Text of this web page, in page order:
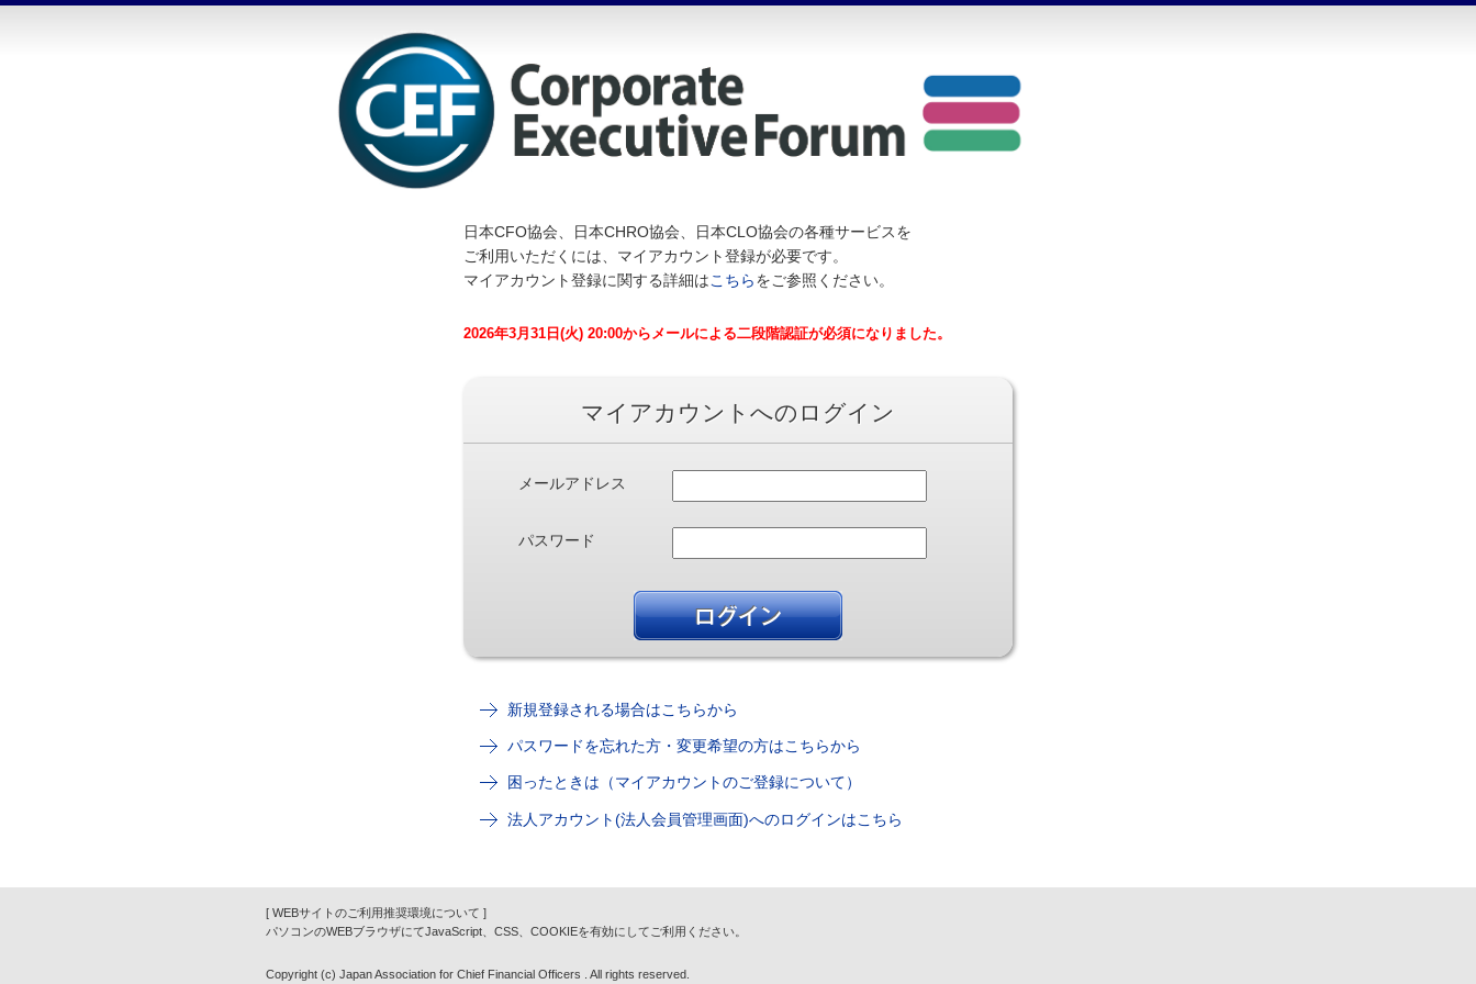
日本CFO協会、日本CHRO協会、日本CLO協会の各種サービスを
ご利用いただくには、マイアカウント登録が必要です。
マイアカウント登録に関する詳細はこちらをご参照ください。
2026年3月31日(火) 20:00からメールによる二段階認証が必須になりました。
マイアカウントへのログイン
メールアドレス
パスワード
新規登録される場合はこちらから
パスワードを忘れた方・変更希望の方はこちらから
困ったときは（マイアカウントのご登録について）
法人アカウント(法人会員管理画面)へのログインはこちら
[ WEBサイトのご利用推奨環境について ]
パソコンのWEBブラウザにてJavaScript、CSS、COOKIEを有効にしてご利用ください。
Copyright (c) Japan Association for Chief Financial Officers . All rights reserved.